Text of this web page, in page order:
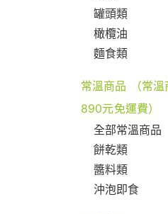
罐頭類
橄欖油
麵食類
常溫商品 （常溫
890元免運費）
全部常溫商品
餅乾類
醬料類
沖泡即食